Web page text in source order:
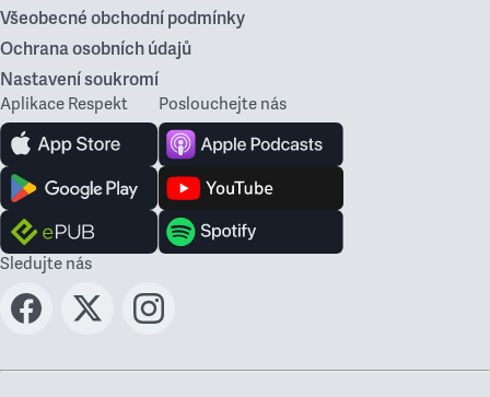
Všeobecné obchodní podmínky
Ochrana osobních údajů
Nastavení soukromí
Aplikace Respekt Poslouchejte nás
Sledujte nás